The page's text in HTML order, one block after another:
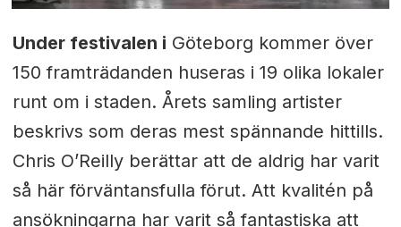
Under festivalen i Göteborg kommer över
150 framträdanden huseras i 19 olika lokaler
runt om i staden. Årets samling artister
beskrivs som deras mest spännande hittills.
Chris O’Reilly berättar att de aldrig har varit
så här förväntansfulla förut. Att kvalitén på
ansökningarna har varit så fantastiska att